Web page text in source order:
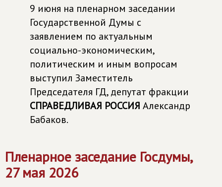
9 июня на пленарном заседании
Государственной Думы с
заявлением по актуальным
социально-экономическим,
политическим и иным вопросам
выступил Заместитель
Председателя ГД, депутат фракции
СПРАВЕДЛИВАЯ РОССИЯ Александр
Бабаков.
Пленарное заседание Госдумы,
27 мая 2026